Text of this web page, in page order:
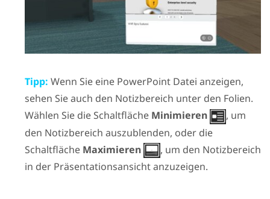
Tipp: Wenn Sie eine PowerPointDatei anzeigen,
sehen Sie auch den Notizbereich unter den Folien.
Wählen Sie die Schaltfläche Minimieren
, um
den Notizbereich auszublenden, oder die
Schaltfläche Maximieren
, um den Notizbereich
in der Präsentationsansicht anzuzeigen.